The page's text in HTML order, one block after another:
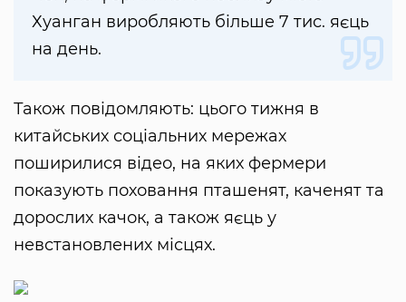
Хуанган виробляють більше 7 тис. яєць
на день.
Також повідомляють: цього тижня в
китайських соціальних мережах
поширилися відео, на яких фермери
показують поховання пташенят, каченят та
дорослих качок, а також яєць у
невстановлених місцях.